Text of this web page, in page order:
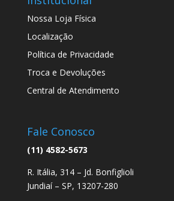
Nossa Loja Física
Localização
Política de Privacidade
Troca e Devoluções
Central de Atendimento
Fale Conosco
(11) 4582-5673
R. Itália, 314 – Jd. Bonfiglioli
Jundiaí – SP, 13207-280